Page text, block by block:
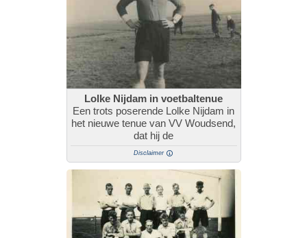
Lolke Nijdam in voetbaltenue
Een trots poserende Lolke Nijdam in
het nieuwe tenue van VV Woudsend,
dat hij de
Disclaimer